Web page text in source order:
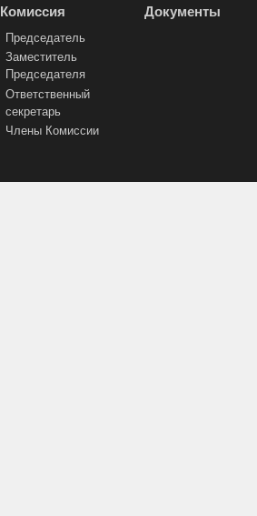
Комиссия
Председатель
Заместитель
Председателя
Ответственный
секретарь
Члены Комиссии
Документы